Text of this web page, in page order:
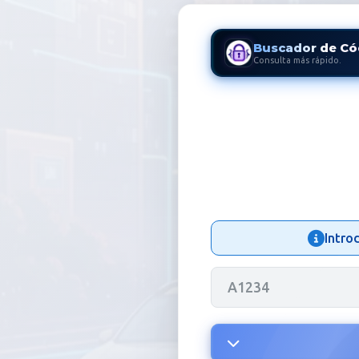
Buscador de
Consulta más rápido.